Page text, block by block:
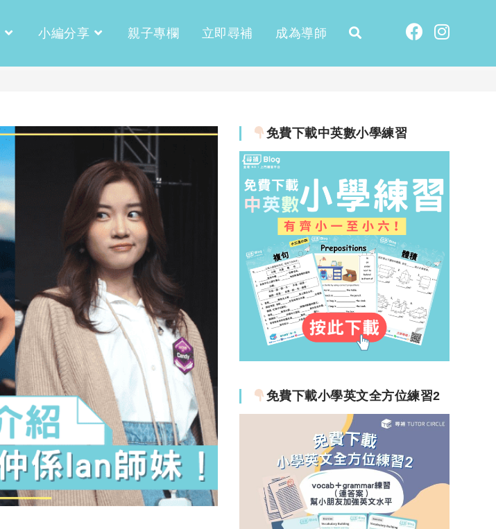
小編分享 親子專欄 立即尋補 成為導師
免費下載中英數小學練習
免費下載小學英文全方位練習2